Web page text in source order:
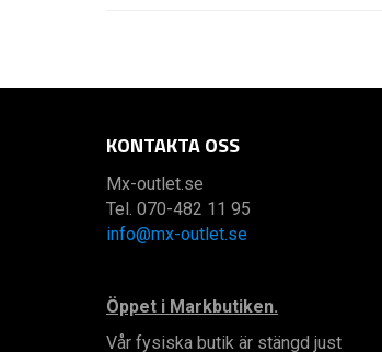
KONTAKTA OSS
Mx-outlet.se
Tel. 070-482 11 95
info@mx-outlet.se
Öppet i Markbutiken.
Vår fysiska butik är stängd just